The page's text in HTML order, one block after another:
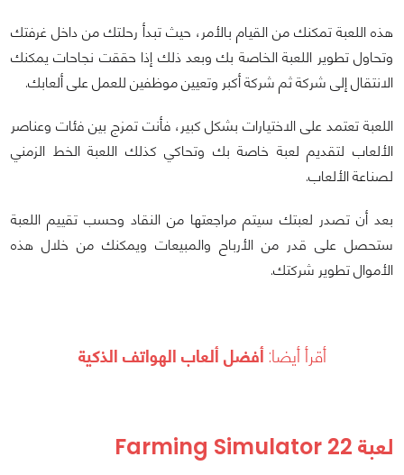
هذه اللعبة تمكنك من القيام بالأمر، حيث تبدأ رحلتك من داخل غرفتك
وتحاول تطوير اللعبة الخاصة بك وبعد ذلك إذا حققت نجاحات يمكنك
الانتقال إلى شركة ثم شركة أكبر وتعيين موظفين للعمل على ألعابك.
اللعبة تعتمد على الاختيارات بشكل كبير، فأنت تمزج بين فئات وعناصر
الألعاب لتقديم لعبة خاصة بك وتحاكي كذلك اللعبة الخط الزمني
لصناعة الألعاب.
بعد أن تصدر لعبتك سيتم مراجعتها من النقاد وحسب تقييم اللعبة
ستحصل على قدر من الأرباح والمبيعات ويمكنك من خلال هذه
الأموال تطوير شركتك.
أقرأ أيضا:أفضل ألعاب الهواتف الذكية
لعبة Farming Simulator 22